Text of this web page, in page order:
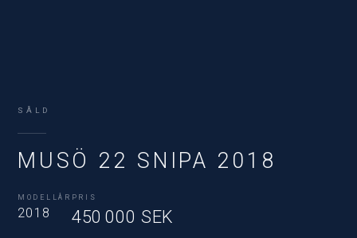
SÅLD
MUSÖ 22 SNIPA 2018
MODELLÅR
2018
PRIS
450 000 SEK